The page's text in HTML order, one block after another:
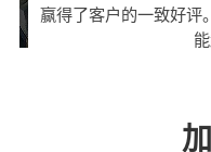
赢得了客户的一致好评